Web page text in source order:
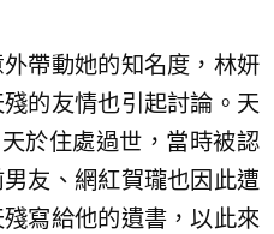
帶動她的知名度，林妍
的友情也引起討論。天
於住處過世，當時被認
友、網紅賀瓏也因此遭
寫給他的遺書，以此來